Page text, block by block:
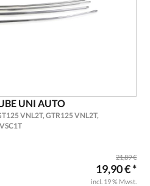
UNI AUTO
VNL2T, GTR125 VNL2T,
21,89 €
19,90 € *
incl. 19 % Mwst.